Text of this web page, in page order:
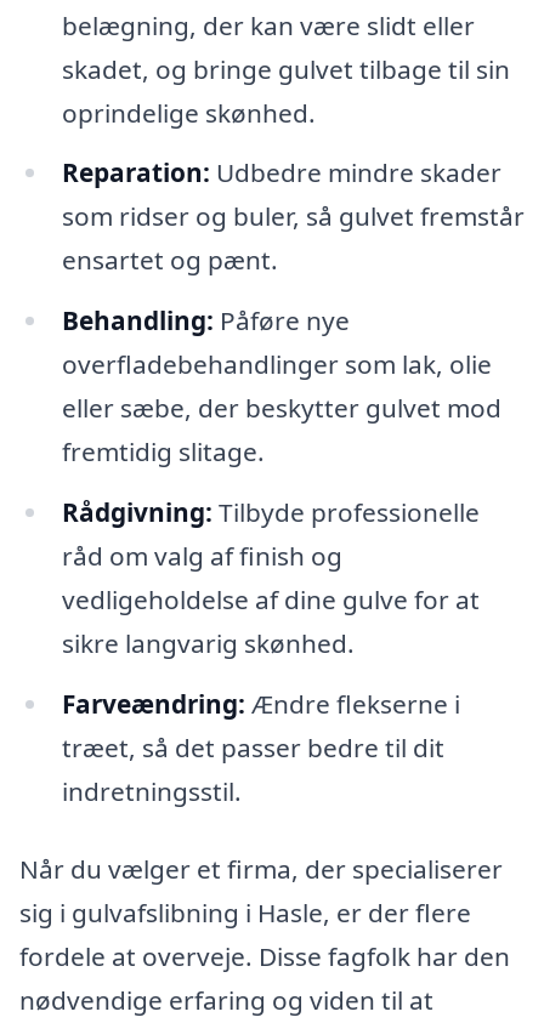
belægning, der kan være slidt eller
skadet, og bringe gulvet tilbage til sin
oprindelige skønhed.
Reparation: Udbedre mindre skader
som ridser og buler, så gulvet fremstår
ensartet og pænt.
Behandling: Påføre nye
overfladebehandlinger som lak, olie
eller sæbe, der beskytter gulvet mod
fremtidig slitage.
Rådgivning: Tilbyde professionelle
råd om valg af finish og
vedligeholdelse af dine gulve for at
sikre langvarig skønhed.
Farveændring: Ændre flekserne i
træet, så det passer bedre til dit
indretningsstil.
Når du vælger et firma, der specialiserer
sig i gulvafslibning i Hasle, er der flere
fordele at overveje. Disse fagfolk har den
nødvendige erfaring og viden til at